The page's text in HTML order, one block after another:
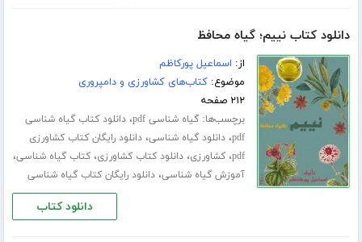
دانلود کتاب نییم؛ گیاه محافظ
از: اسماعیل پورکاظم
موضوع:کتاب‌های کشاورزی و دامپروری
۲۱۲ صفحه
برچسب‌ها:گیاه شناسی pdf ،دانلود کتاب گیاه شناسی
pdf،دانلود گیاه شناسی،دانلود رایگان کتاب کشاورزی
pdf،کشاورزی،دانلود کتاب کشاورزی،کتاب گیاه شناسی،
آموزش گیاه شناسی،دانلود رایگان کتاب گیاه شناسی
دانلود کتاب